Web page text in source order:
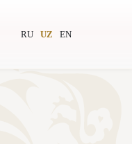
RU UZ EN